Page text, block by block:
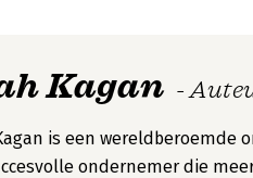
Kagan -
is een wereldberoemde
ondernemer die